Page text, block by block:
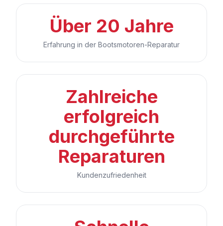
Über 20 Jahre
Erfahrung in der Bootsmotoren-Reparatur
Zahlreiche
erfolgreich
durchgeführte
Reparaturen
Kundenzufriedenheit